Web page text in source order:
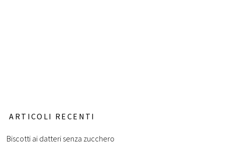
ARTICOLI RECENTI
Biscotti ai datteri senza zucchero